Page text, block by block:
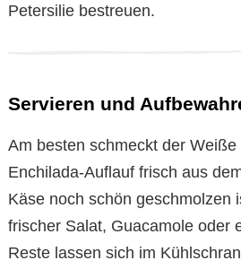
Petersilie bestreuen.
Servieren und
Am besten schmeckt der
Enchilada-Auflauf frisch aus
Käse noch schön geschmolzen
frischer Salat, Guacamole oder
Reste lassen sich im